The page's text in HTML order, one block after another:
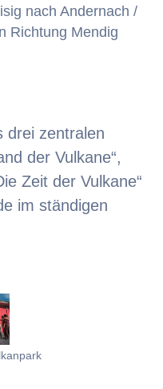
nach Andernach /
Richtung Mendig
drei zentralen
der Vulkane“,
Zeit der Vulkane“
im ständigen